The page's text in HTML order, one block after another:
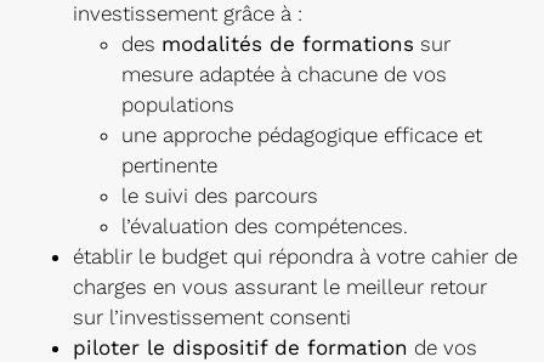
investissement grâce à :
des modalités de formations sur
mesure adaptée à chacune de vos
populations
une approche pédagogique efficace et
pertinente
le suivi des parcours
l’évaluation des compétences.
établir le budget qui répondra à votre cahier de
charges en vous assurant le meilleur retour
sur l’investissement consenti
piloter le dispositif de formation de vos